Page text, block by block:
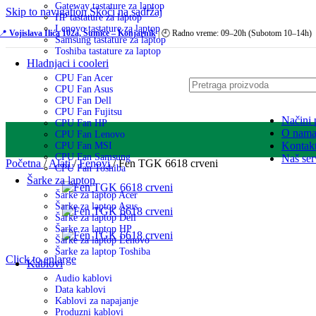
Skip to navigationSkoči na sadržaj
Vojislava Ilića 102a, Šumice – Konjarnik| 🕘 Radno vreme: 09–20h (Subotom 10–14h)
Gateway tastature za laptop
HP tastature za laptop
Lenovo tastature za laptop
Samsung tastature za laptop
Toshiba tastature za laptop
Hladnjaci i cooleri
CPU Fan Acer
CPU Fan Asus
CPU Fan Dell
CPU Fan Fujitsu
CPU Fan HP
CPU Fan Lenovo
CPU Fan MSI
CPU Fan Samsung
CPU Fan Toshiba
Šarke za laptop
Šarke za laptop Acer
Šarke za laptop Asus
Šarke za laptop Dell
Šarke za laptop HP
Šarke za laptop Lenovo
Šarke za laptop Toshiba
Kablovi
Audio kablovi
Data kablovi
Kablovi za napajanje
Produzni kablovi
Načini
O nama
Naš
Početna / Alati/ Fenovi/ Fen TGK 6618 crveni
Click to enlarge